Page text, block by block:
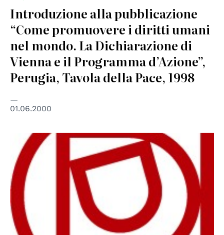
Introduzione alla pubblicazione
“Come promuovere i diritti umani
nel mondo. La Dichiarazione di
Vienna e il Programma d’Azione”,
Perugia, Tavola della Pace, 1998
01.06.2000